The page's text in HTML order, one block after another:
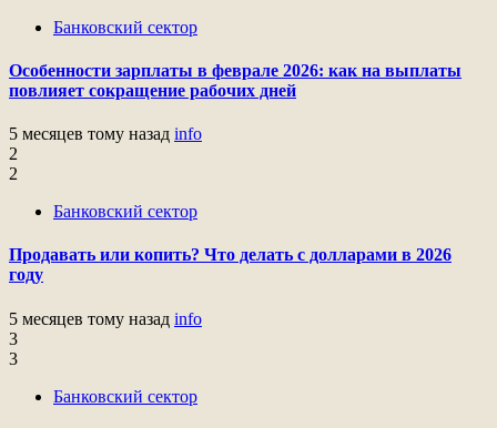
Банковский сектор
Особенности зарплаты в феврале 2026: как на выплаты
повлияет сокращение рабочих дней
5 месяцев тому назад info
2
2
Банковский сектор
Продавать или копить? Что делать с долларами в 2026
году
5 месяцев тому назад info
3
3
Банковский сектор